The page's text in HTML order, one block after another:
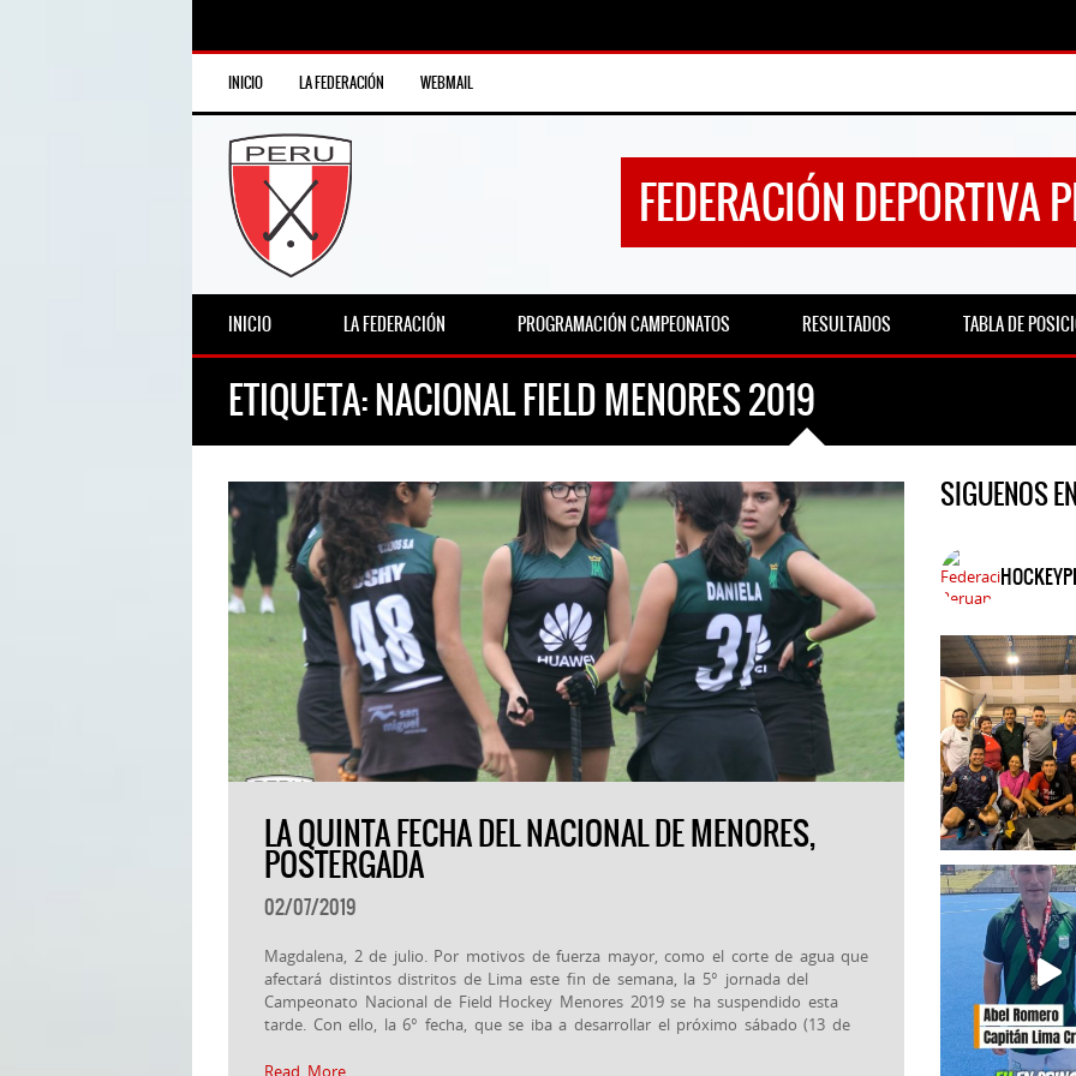
INICIO LA FEDERACIÓN WEBMAIL
FEDERACIÓN DEPORTIVA
INICIO LA FEDERACIÓN PROGRAMACIÓN CAMPEONATOS RESULTADOS TABLA DE
ETIQUETA:NACIONAL FIELD MENORES 2019
LA QUINTA FECHA DEL NACIONAL DE MENORES,
POSTERGADA
02/07/2019
Magdalena, 2 de julio. Por motivos de fuerza mayor, como el corte de agua que
afectará distintos distritos de Lima este fin de semana, la 5° jornada del
Campeonato Nacional de Field Hockey Menores 2019 se ha suspendido esta
tarde. Con ello, la 6° fecha, que se iba a desarrollar el próximo sábado (13 de
Read More…
SIGUENOS